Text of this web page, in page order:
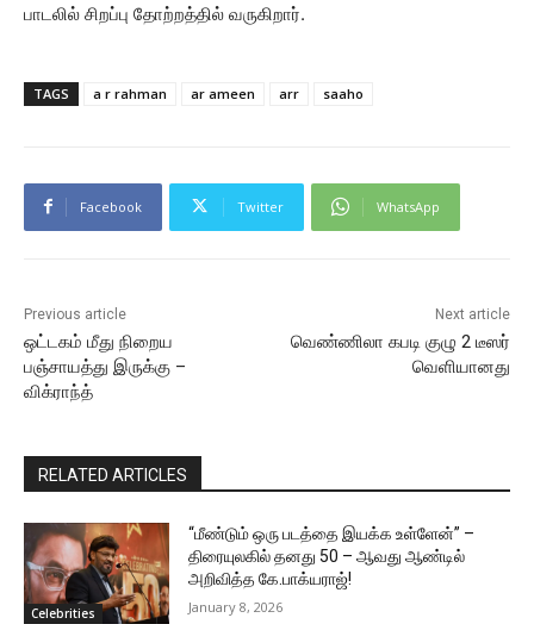
பாடலில் சிறப்பு தோற்றத்தில் வருகிறார்.
TAGS a r rahman ar ameen arr saaho
Facebook Twitter WhatsApp
Previous article
ஒட்டகம் மீது நிறைய
பஞ்சாயத்து இருக்கு –
விக்ராந்த்
Next article
வெண்ணிலா கபடி குழு 2 டீஸர்
வெளியானது
RELATED ARTICLES
Celebrities
“மீண்டும் ஒரு படத்தை இயக்க உள்ளேன்” –
திரையுலகில் தனது 50 – ஆவது ஆண்டில்
அறிவித்த கே.பாக்யராஜ்!
January 8, 2026